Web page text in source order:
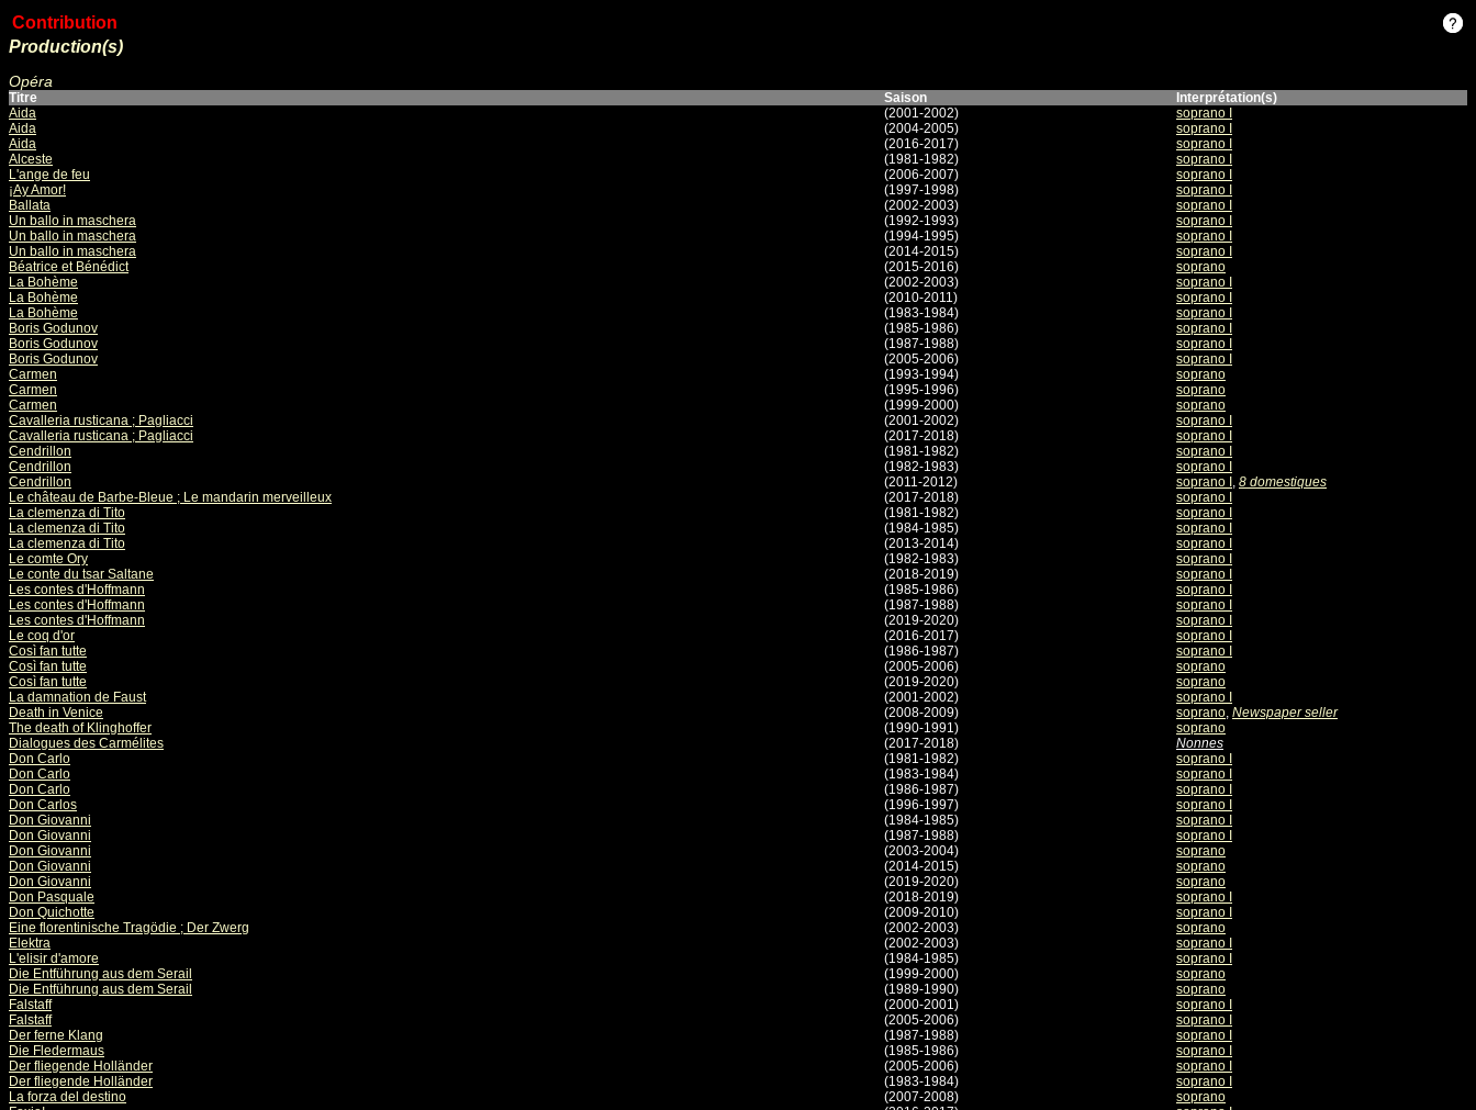
Contribution
Production(s)
Opéra
Titre Saison
Interprétation(s)
Aida
(2001-2002)
soprano I
Aida
(2004-2005)
soprano I
Aida
(2016-2017)
soprano I
Alceste
(1981-1982)
soprano I
L'ange de feu
(2006-2007)
soprano I
¡Ay Amor!
(1997-1998)
soprano I
Ballata
(2002-2003)
soprano I
Un ballo in maschera
(1992-1993)
soprano I
Un ballo in maschera
(1994-1995)
soprano I
Un ballo in maschera
(2014-2015)
soprano I
Béatrice et Bénédict
(2015-2016)
soprano
La Bohème
(2002-2003)
soprano I
La Bohème
(2010-2011)
soprano I
La Bohème
(1983-1984)
soprano I
Boris Godunov
(1985-1986)
soprano I
Boris Godunov
(1987-1988)
soprano I
Boris Godunov
(2005-2006)
soprano I
Carmen
(1993-1994)
soprano
Carmen
(1995-1996)
soprano
Carmen
(1999-2000)
soprano
Cavalleria rusticana ; Pagliacci
(2001-2002)
soprano I
Cavalleria rusticana ; Pagliacci
(2017-2018)
soprano I
Cendrillon
(1981-1982)
soprano I
Cendrillon
(1982-1983)
soprano I
Cendrillon
(2011-2012) soprano I , 8 domestiques
Le château de Barbe-Bleue ; Le mandarin merveilleux
(2017-2018)
soprano I
La clemenza di Tito
(1981-1982)
soprano I
La clemenza di Tito
(1984-1985)
soprano I
La clemenza di Tito
(2013-2014)
soprano I
Le comte Ory
(1982-1983)
soprano I
Le conte du tsar Saltane
(2018-2019)
soprano I
Les contes d'Hoffmann
(1985-1986)
soprano I
Les contes d'Hoffmann
(1987-1988)
soprano I
Les contes d'Hoffmann
(2019-2020)
soprano I
Le coq d'or
(2016-2017)
soprano I
Così fan tutte
(1986-1987)
soprano I
Così fan tutte
(2005-2006)
soprano
Così fan tutte
(2019-2020)
soprano
La damnation de Faust
(2001-2002)
soprano I
Death in Venice
(2008-2009) soprano, Newspaper seller
The death of Klinghoffer
(1990-1991)
soprano
Dialogues des Carmélites
(2017-2018)
Nonnes
Don Carlo
(1981-1982)
soprano I
Don Carlo
(1983-1984)
soprano I
Don Carlo
(1986-1987)
soprano I
Don Carlos
(1996-1997)
soprano I
Don Giovanni
(1984-1985)
soprano I
Don Giovanni
(1987-1988)
soprano I
Don Giovanni
(2003-2004)
soprano
Don Giovanni
(2014-2015)
soprano
Don Giovanni
(2019-2020)
soprano
Don Pasquale
(2018-2019)
soprano I
Don Quichotte
(2009-2010)
soprano I
Eine florentinische Tragödie ; Der Zwerg
(2002-2003)
soprano
Elektra
(2002-2003)
soprano I
L'elisir d'amore
(1984-1985)
soprano I
Die Entführung aus dem Serail
(1999-2000)
soprano
Die Entführung aus dem Serail
(1989-1990)
soprano
Falstaff
(2000-2001)
soprano I
Falstaff
(2005-2006)
soprano I
Der ferne Klang
(1987-1988)
soprano I
Die Fledermaus
(1985-1986)
soprano I
Der fliegende Holländer
(2005-2006)
soprano I
Der fliegende Holländer
(1983-1984)
soprano I
La forza del destino
(2007-2008)
soprano